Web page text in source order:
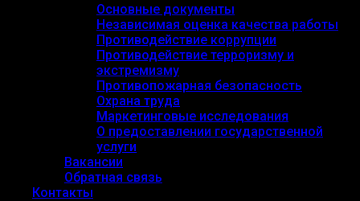
Основные документы
Независимая оценка качества работы
Противодействие коррупции
Противодействие терроризму и
экстремизму
Противопожарная безопасность
Охрана труда
Маркетинговые исследования
О предоставлении государственной
услуги
Вакансии
Обратная связь
Контакты